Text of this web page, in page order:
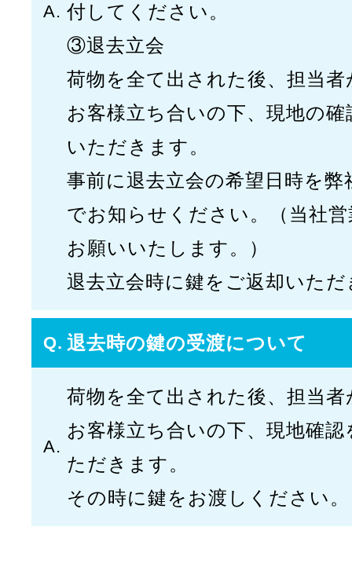
付してください。
③退去立会
荷物を全て出された後、担当者
お客様立ち合いの下、現地の
いただきます。
事前に退去立会の希望日時を弊
でお知らせください。（当社
お願いいたします。）
退去立会時に鍵をご返却いた
退去時の鍵の受渡について
荷物を全て出された後、担当者
お客様立ち合いの下、現地確
ただきます。
その時に鍵をお渡しください。